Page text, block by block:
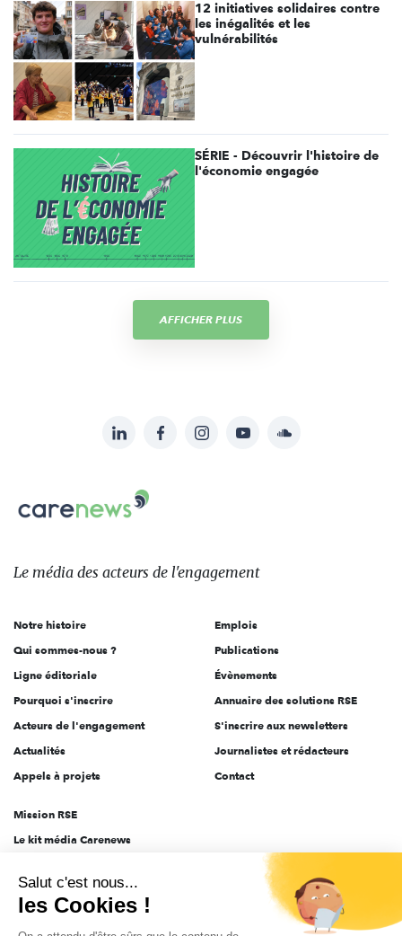
12 initiatives solidaires contre
les inégalités et les
vulnérabilités
SÉRIE - Découvrir l'histoire de
l'économie engagée
AFFICHER PLUS
sur:
LinkedInFacebookInstagramYouTubeSoundcloud
Carenews,
Le
des
l'engagement
Le média des acteurs de l'engagement
Notre histoire
Qui sommes-nous ?
Ligne éditoriale
Pourquoi s'inscrire
Acteurs de l'engagement
Actualités
Appels à projets
Emplois
Publications
Évènements
Annuaire des solutions RSE
S'inscrire aux newsletters
Journalistes et rédacteurs
Contact
Mission RSE
Le kit média Carenews
AEF info
Novethic
Salut c'est nous...
les Cookies !